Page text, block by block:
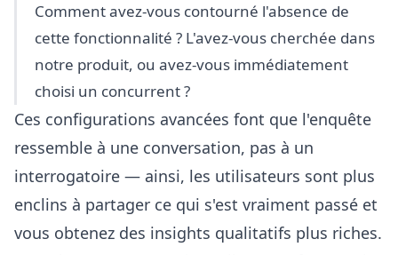
Comment avez-vous contourné l'absence de
cette fonctionnalité ? L'avez-vous cherchée dans
notre produit, ou avez-vous immédiatement
choisi un concurrent ?
Ces configurations avancées font que l'enquête
ressemble à une conversation, pas à un
interrogatoire — ainsi, les utilisateurs sont plus
enclins à partager ce qui s'est vraiment passé et
vous obtenez des insights qualitatifs plus riches.